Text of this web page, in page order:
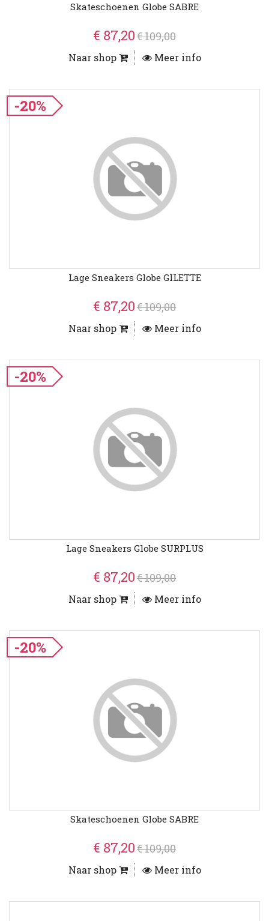
Skateschoenen Globe SABRE
€ 87,20€ 109,00
Naar shop Meer info
-20%
Lage Sneakers Globe GILETTE
€ 87,20€ 109,00
Naar shop Meer info
-20%
Lage Sneakers Globe SURPLUS
€ 87,20€ 109,00
Naar shop Meer info
-20%
Skateschoenen Globe SABRE
€ 87,20€ 109,00
Naar shop Meer info